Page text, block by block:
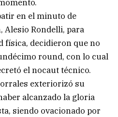
en el minuto de
Alesio Rondelli, para
física, decidieron que no
round, con lo cual
el nocaut técnico.
exteriorizó su
alcanzado la gloria
siendo ovacionado por